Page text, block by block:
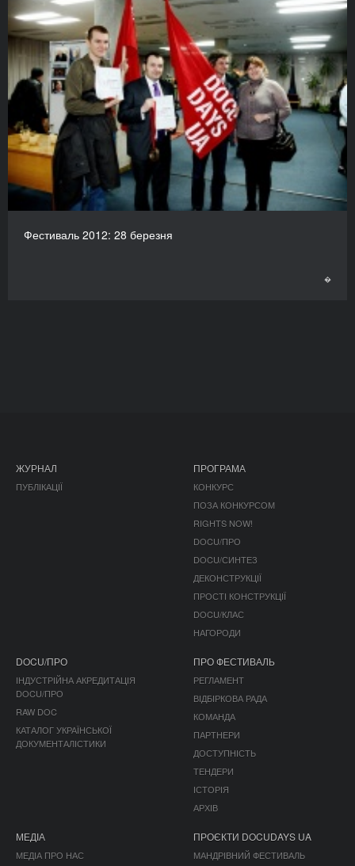
Фестиваль 2012: 28 березня
�
ЖУРНАЛ
ПУБЛІКАЦІЇ
ПРОГРАМА
КОНКУРС
ПОЗА КОНКУРСОМ
RIGHTS NOW!
DOCU/ПРО
DOCU/СИНТЕЗ
ДЕКОНСТРУКЦІЇ
ПРОСТІ КОНСТРУКЦІЇ
DOCU/КЛАС
НАГОРОДИ
DOCU/ПРО
ІНДУСТРІЙНА АКРЕДИТАЦІЯ
DOCU/ПРО
RAW DOC
КАТАЛОГ УКРАЇНСЬКОЇ
ДОКУМЕНТАЛІСТИКИ
ПРО ФЕСТИВАЛЬ
РЕГЛАМЕНТ
ВІДБІРКОВА РАДА
КОМАНДА
ПАРТНЕРИ
ДОСТУПНІСТЬ
ТЕНДЕРИ
ІСТОРІЯ
АРХІВ
МЕДІА
МЕДІА ПРО НАС
ПРОЄКТИ DOCUDAYS UA
МАНДРІВНИЙ ФЕСТИВАЛЬ